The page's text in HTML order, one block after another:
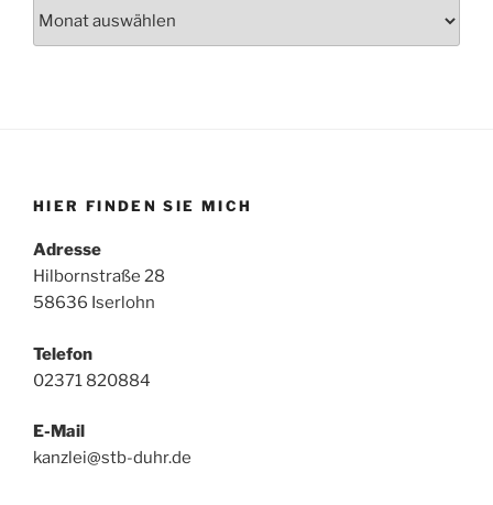
HIER FINDEN SIE MICH
Adresse
Hilbornstraße 28
58636 Iserlohn
Telefon
02371 820884
E-Mail
kanzlei@stb-duhr.de